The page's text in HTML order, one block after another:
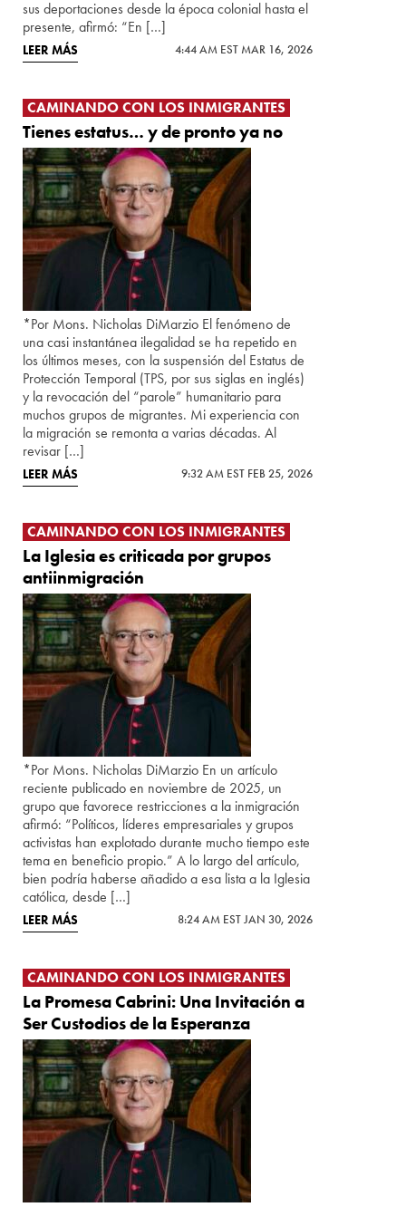
sus deportaciones desde la época colonial hasta el
presente, afirmó: “En […]
LEER MÁS 4:44 AM EST MAR 16, 2026
CAMINANDO CON LOS INMIGRANTES
Tienes estatus… y de pronto ya no
*Por Mons. Nicholas DiMarzio El fenómeno de
una casi instantánea ilegalidad se ha repetido en
los últimos meses, con la suspensión del Estatus de
Protección Temporal (TPS, por sus siglas en inglés)
y la revocación del “parole” humanitario para
muchos grupos de migrantes. Mi experiencia con
la migración se remonta a varias décadas. Al
revisar […]
LEER MÁS 9:32 AM EST FEB 25, 2026
CAMINANDO CON LOS INMIGRANTES
La Iglesia es criticada por grupos
antiinmigración
*Por Mons. Nicholas DiMarzio En un artículo
reciente publicado en noviembre de 2025, un
grupo que favorece restricciones a la inmigración
afirmó: “Políticos, líderes empresariales y grupos
activistas han explotado durante mucho tiempo este
tema en beneficio propio.” A lo largo del artículo,
bien podría haberse añadido a esa lista a la Iglesia
católica, desde […]
LEER MÁS 8:24 AM EST JAN 30, 2026
CAMINANDO CON LOS INMIGRANTES
La Promesa Cabrini: Una Invitación a
Ser Custodios de la Esperanza